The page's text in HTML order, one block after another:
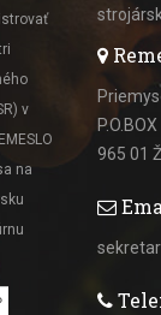
v
na
965 01